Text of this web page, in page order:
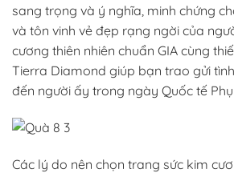
sang trọng và ý nghĩa, minh chứng
và tôn vinh vẻ đẹp rạng ngời của
cương thiên nhiên chuẩn GIA cùng
Tierra Diamond giúp bạn trao gửi
đến người ấy trong ngày Quốc tế Phụ
Các lý do nên chọn trang sức kim